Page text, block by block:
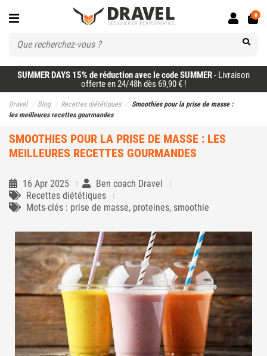
SUMMER DAYS 15% de réduction avec le code SUMMER- Livraison
offerte en 24/48h dès 69,90 € !
0
Dravel Blog Recettes diététiques
Smoothies pour la prise de masse :
les meilleures recettes gourmandes
SMOOTHIES POUR LA PRISE DE MASSE : LES
MEILLEURES RECETTES GOURMANDES
16 Apr 2025
Ben coach Dravel
Recettes diététiques
Mots-clés : prise de masse, proteines, smoothie